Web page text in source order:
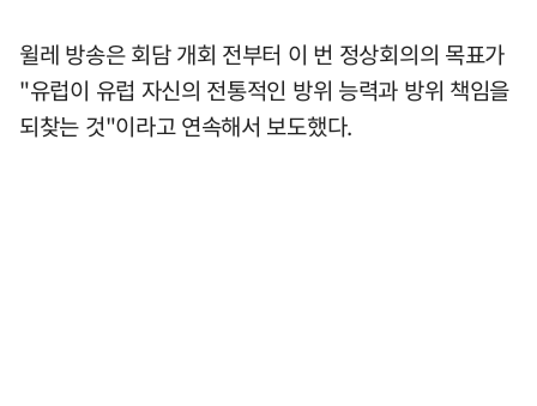
윌레 방송은 회담 개회 전부터 이 번 정상회의의 목표가
"유럽이 유럽 자신의 전통적인 방위 능력과 방위 책임을
되찾는 것"이라고 연속해서 보도했다.